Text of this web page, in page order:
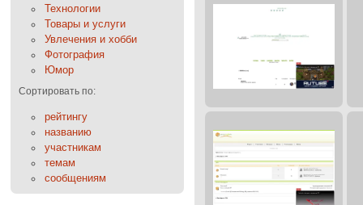
Технологии
Товары и услуги
Увлечения и хобби
Фотография
Юмор
Сортировать по:
рейтингу
названию
участникам
темам
сообщениям